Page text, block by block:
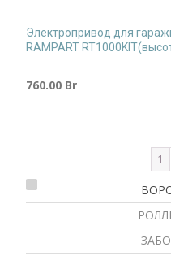
Электропривод для
RAMPART
760.00 Br
1